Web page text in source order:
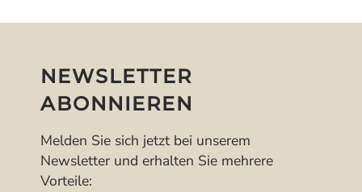
NEWSLETTER
ABONNIEREN
Melden Sie sich jetzt bei unserem
Newsletter und erhalten Sie mehrere
Vorteile: